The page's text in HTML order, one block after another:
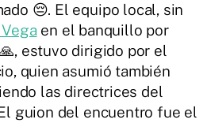
😔. El equipo local, sin
en el banquillo por
estuvo dirigido por el
quien asumió también
las directrices del
guion del encuentro fue el